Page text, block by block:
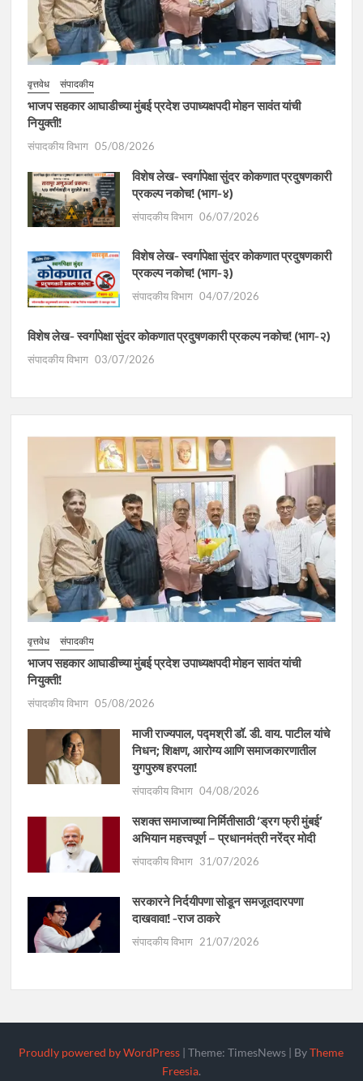
वृत्तवेध संपादकीय
भाजप सहकार आघाडीच्या मुंबई प्रदेश उपाध्यक्षपदी मोहन सावंत यांची
नियुक्ती!
संपादकीय विभाग 05/08/2026
विशेष लेख- स्वर्गापेक्षा सुंदर कोकणात प्रदुषणकारी
प्रकल्प नकोच! (भाग-४)
संपादकीय विभाग 06/07/2026
विशेष लेख- स्वर्गापेक्षा सुंदर कोकणात प्रदुषणकारी
प्रकल्प नकोच! (भाग-३)
संपादकीय विभाग 04/07/2026
विशेष लेख- स्वर्गापेक्षा सुंदर कोकणात प्रदुषणकारी प्रकल्प नकोच! (भाग-२)
संपादकीय विभाग 03/07/2026
वृत्तवेध संपादकीय
भाजप सहकार आघाडीच्या मुंबई प्रदेश उपाध्यक्षपदी मोहन सावंत यांची
नियुक्ती!
संपादकीय विभाग 05/08/2026
माजी राज्यपाल, पद्मश्री डॉ. डी. वाय. पाटील यांचे
निधन; शिक्षण, आरोग्य आणि समाजकारणातील
युगपुरुष हरपला!
संपादकीय विभाग 04/08/2026
सशक्त समाजाच्या निर्मितीसाठी ‘ड्रग फ्री मुंबई’
अभियान महत्त्वपूर्ण – प्रधानमंत्री नरेंद्र मोदी
संपादकीय विभाग 31/07/2026
सरकारने निर्दयीपणा सोडून समजूतदारपणा
दाखवावा! -राज ठाकरे
संपादकीय विभाग 21/07/2026
Proudly powered by WordPress |Theme: TimesNews | ByTheme
Freesia.